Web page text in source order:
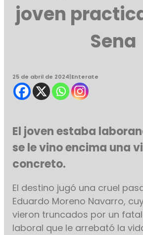
joven
Sena
25 de abril de 2024|Enterate
El joven estaba
se le vino encima una
concreto.
El destino jugó una cruel
Eduardo Moreno Navarro,
vieron truncados por un
laboral que le arrebató la